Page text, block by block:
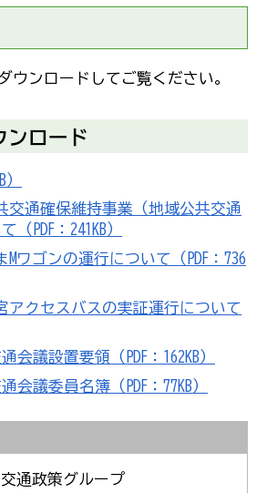
ウンロードしてご覧ください。
ンロード
交通確保維持事業（地域公共交通
PDF：241KB）
Mワゴンの運行について（PDF：736
アクセスバスの実証運行について
会議設置要領（PDF：162KB）
会議委員名簿（PDF：77KB）
通政策グループ